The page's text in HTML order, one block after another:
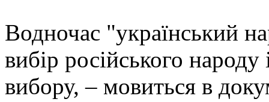
Водночас "український
вибір російського
вибору, – мовиться в